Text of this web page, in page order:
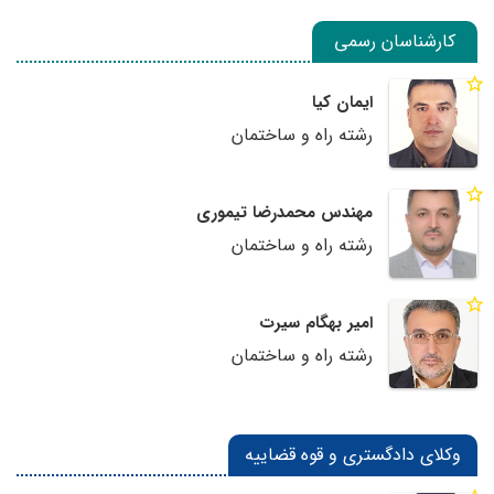
کارشناسان رسمی
ایمان کیا
رشته راه و ساختمان
مهندس محمدرضا تیموری
رشته راه و ساختمان
امیر بهگام سیرت
رشته راه و ساختمان
وکلای دادگستری و قوه قضاییه